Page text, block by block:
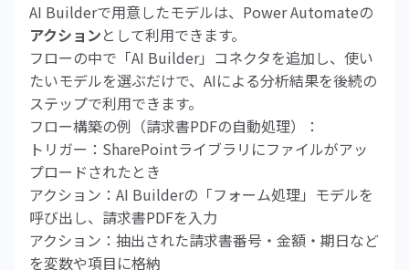
AI Builderで用意したモデルは、Power Automateの
アクションとして利用できます。
フローの中で「AI Builder」コネクタを追加し、使い
たいモデルを選ぶだけで、AIによる分析結果を後続の
ステップで利用できます。
フロー構築の例（請求書PDFの自動処理）：
トリガー：SharePointライブラリにファイルがアッ
プロードされたとき
アクション：AI Builderの「フォーム処理」モデルを
呼び出し、請求書PDFを入力
アクション：抽出された請求書番号・金額・期日など
を変数や項目に格納